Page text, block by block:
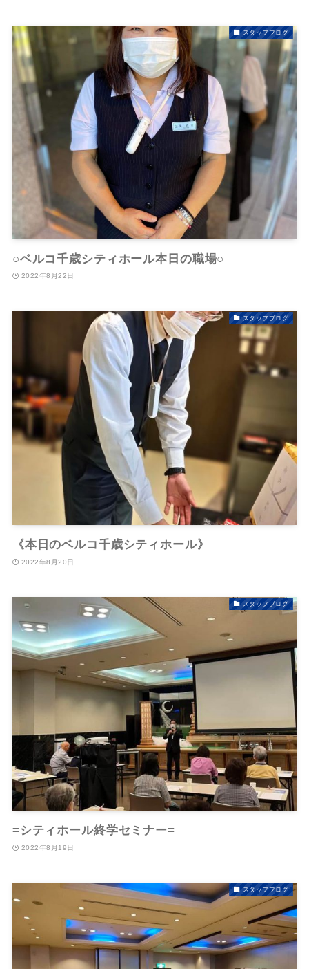
スタッフブログ
○ベルコ千歳シティホール本日の職場○
2022年8月22日
スタッフブログ
《本日のベルコ千歳シティホール》
2022年8月20日
スタッフブログ
=シティホール終学セミナー=
2022年8月19日
スタッフブログ